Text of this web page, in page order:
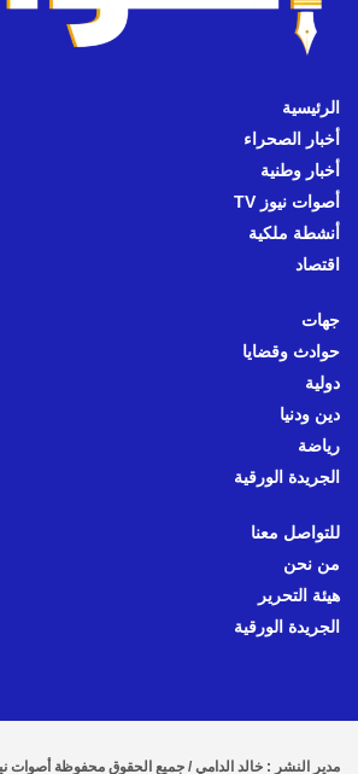
الرئيسية
أخبار الصحراء
أخبار وطنية
أصوات نيوز TV
أنشطة ملكية
اقتصاد
جهات
حوادث وقضايا
دولية
دين ودنيا
رياضة
الجريدة الورقية
للتواصل معنا
من نحن
هيئة التحرير
الجريدة الورقية
مدير النشر : خالد الدامي / جميع الحقوق محفوظة أصوات نيوز